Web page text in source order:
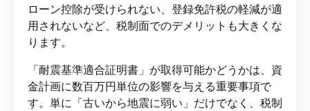
ローン控除が受けられない、登録免許税の軽減が適
用されないなど、税制面でのデメリットも大きくな
ります。
「耐震基準適合証明書」が取得可能かどうかは、資
金計画に数百万円単位の影響を与える重要事項で
す。単に「古いから地震に弱い」だけでなく、税制